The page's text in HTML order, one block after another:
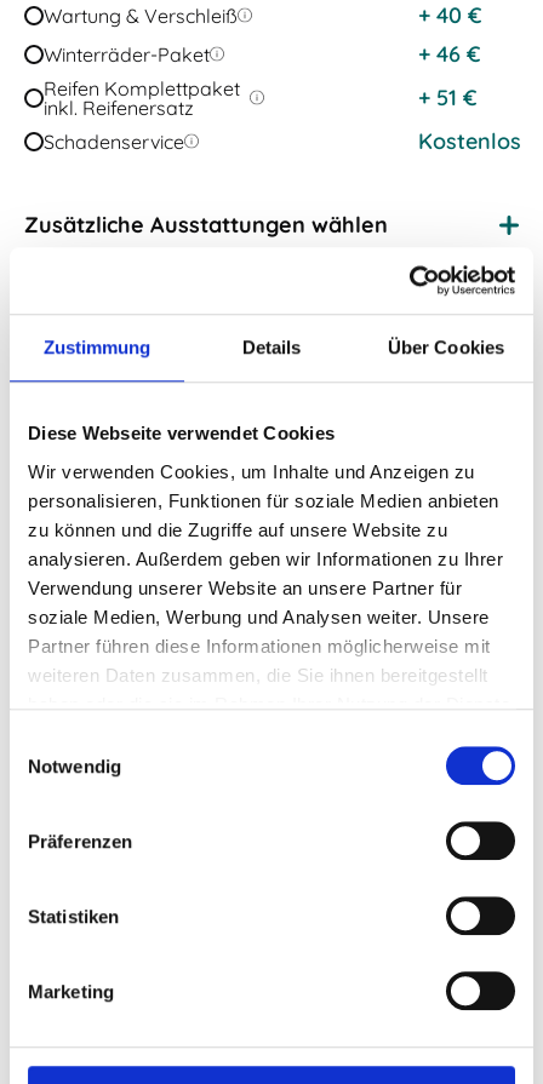
Zustimmung Details Über Cookies
Diese Webseite verwendet Cookies
Wir verwenden Cookies, um Inhalte und Anzeigen zu
personalisieren, Funktionen für soziale Medien anbieten
zu können und die Zugriffe auf unsere Website zu
analysieren. Außerdem geben wir Informationen zu Ihrer
Verwendung unserer Website an unsere Partner für
soziale Medien, Werbung und Analysen weiter. Unsere
Partner führen diese Informationen möglicherweise mit
weiteren Daten zusammen, die Sie ihnen bereitgestellt
Notwendig
Präferenzen
Statistiken
Marketing
Fahrzeugdaten
Motor
Hybrid
Leistung
299 PS (220 kW)
Getriebe
Automatik
Aufbau
SUV
4/5
Elektrische Reichweite
100
Das Fahrzeug ist frei konfigurierbar. Die
Wartung & Verschleiß + 40 €
Winterräder-Paket + 46 €
Reifen Komplettpaket
inkl. Reifenersatz
+ 51 €
Schadenservice Kostenlos
Zusätzliche Ausstattungen wählen
990 EUR
Kosten für Mehr-km:
10,6 cent/km